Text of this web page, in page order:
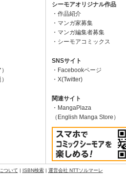
シーモアオリジナル作品
作品紹介
マンガ家募集
マンガ編集者募集
シーモアコミックス
SNSサイト
Facebookページ
X(Twitter)
関連サイト
MangaPlaza
（English Manga Store）
ついて | ISBN検索| 運営会社 NTTソルマーレ